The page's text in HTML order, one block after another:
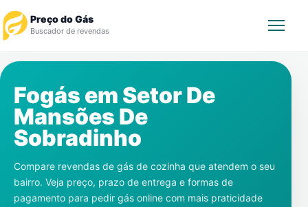
Preço do Gás
Buscador de revendas
Revendedor
Notícias
Cadastre-se
Fogás em Setor De
Mansões De
Sobradinho
Compare revendas de gás de cozinha que atendem o seu
bairro. Veja preço, prazo de entrega e formas de
pagamento para pedir gás online com mais praticidade